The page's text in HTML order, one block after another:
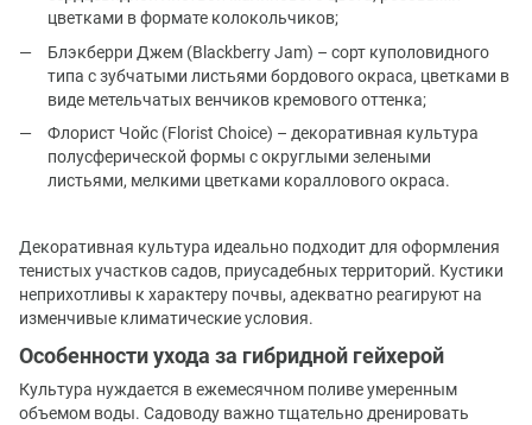
цветками в формате колокольчиков;
Блэкберри Джем (Blackberry Jam) – сорт куполовидного
типа с зубчатыми листьями бордового окраса, цветками в
виде метельчатых венчиков кремового оттенка;
Флорист Чойс (Florist Choice) – декоративная культура
полусферической формы с округлыми зелеными
листьями, мелкими цветками кораллового окраса.
Декоративная культура идеально подходит для оформления
тенистых участков садов, приусадебных территорий. Кустики
неприхотливы к характеру почвы, адекватно реагируют на
изменчивые климатические условия.
Особенности ухода за гибридной гейхерой
Культура нуждается в ежемесячном поливе умеренным
объемом воды. Садоводу важно тщательно дренировать